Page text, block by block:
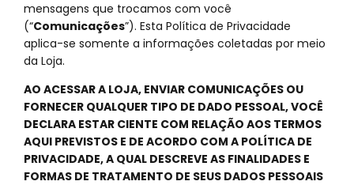
mensagens que trocamos com você
(“Comunicações”). Esta Política de Privacidade
aplica-se somente a informações coletadas por meio
da Loja.
AO ACESSAR A LOJA, ENVIAR COMUNICAÇÕES OU
FORNECER QUALQUER TIPO DE DADO PESSOAL, VOCÊ
DECLARA ESTAR CIENTE COM RELAÇÃO AOS TERMOS
AQUI PREVISTOS E DE ACORDO COM A POLÍTICA DE
PRIVACIDADE, A QUAL DESCREVE AS FINALIDADES E
FORMAS DE TRATAMENTO DE SEUS DADOS PESSOAIS